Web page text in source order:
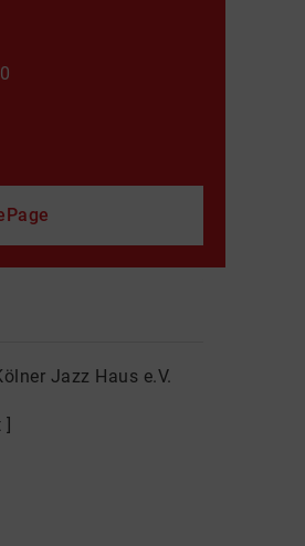
Jazz Haus e.V.
]